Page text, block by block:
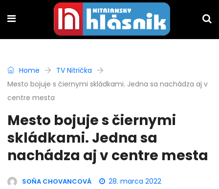
Home
TV Nitrička
Mesto bojuje s čiernymi skládkami. Jedna sa nachádza aj v
centre mesta
Mesto bojuje s čiernymi
skládkami. Jedna sa
nachádza aj v centre mesta
SOŇA CHOVANCOVÁ
28. marca 2022